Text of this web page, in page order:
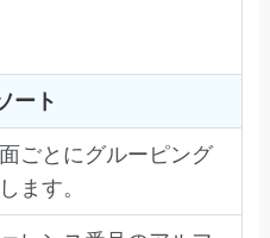
ート
ごとにグルーピング
ます。